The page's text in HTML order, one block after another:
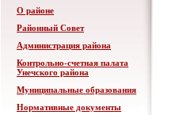
О районе
Районный Совет
Администрация района
Контрольно-счетная палата
Унечского района
Муниципальные образования
Нормативные документы